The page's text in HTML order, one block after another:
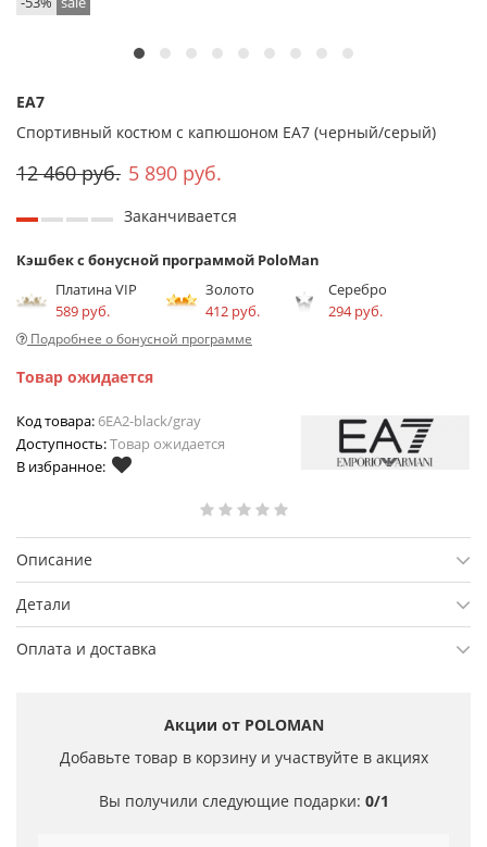
EA7
Спортивный костюм с капюшоном EA7 (черный/серый)
12 460 руб. 5 890 руб.
Заканчивается
Кэшбек с бонусной программой PoloMan
Платина VIP
589 руб.
Золото
412 руб.
Серебро
294 руб.
Подробнее о бонусной программе
Товар ожидается
Код товара:6ЕА2-black/gray
Доступность:Товар ожидается
В избранное:
Описание
Детали
Оплата и доставка
Акции от POLOMAN
Добавьте товар в корзину и участвуйте в акциях
Вы получили следующие подарки: 0/1